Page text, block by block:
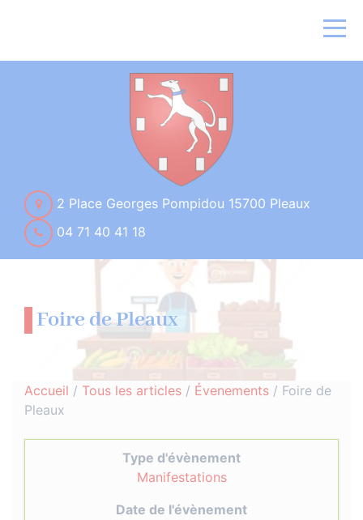
2 Place Georges Pompidou 15700 Pleaux
04 71 40 41 18
Foire de Pleaux
Accueil / Tous les articles / Évenements / Foire de
Pleaux
Type d'évènement
Manifestations
Date de l'évènement